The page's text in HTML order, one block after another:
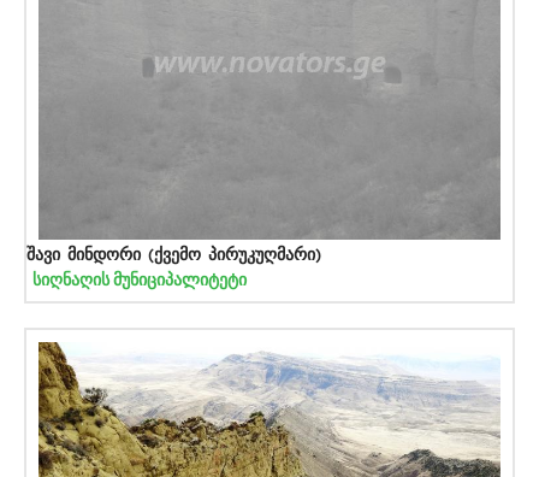
შავი მინდორი (ქვემო პირუკუღმარი)
სიღნაღის მუნიციპალიტეტი